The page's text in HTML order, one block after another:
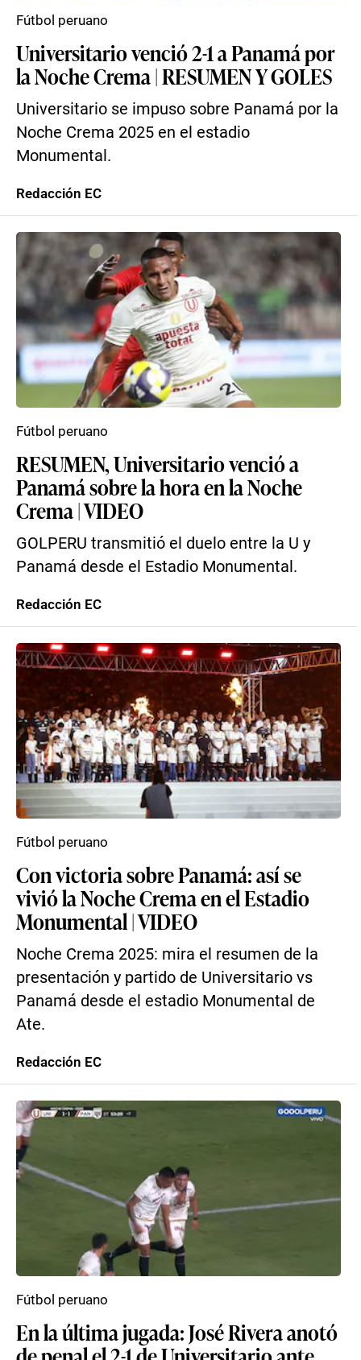
Universitario venció 2-1 a Panamá por
la Noche Crema | RESUMEN Y GOLES
Universitario se impuso sobre Panamá por la
Noche Crema 2025 en el estadio
Monumental.
Fútbol peruano
Redacción EC
RESUMEN, Universitario venció a
Panamá sobre la hora en la Noche
Crema | VIDEO
GOLPERU transmitió el duelo entre la U y
Panamá desde el Estadio Monumental.
Fútbol peruano
Redacción EC
Con victoria sobre Panamá: así se
vivió la Noche Crema en el Estadio
Monumental | VIDEO
Noche Crema 2025: mira el resumen de la
presentación y partido de Universitario vs
Panamá desde el estadio Monumental de
Ate.
Fútbol peruano
Redacción EC
En la última jugada: José Rivera anotó
Fútbol peruano